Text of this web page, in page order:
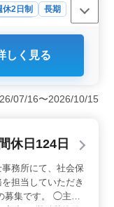
休2日制
長期
です。休暇制度
めるので、長
で通勤便利な立
計算や労務相
保険・社会保険
知識と実務経験
キャリアアップ
しく見る
07/16〜2026/10/15
休日124日
務所にて、社会保
担当していただき
募集です。 ◯主な